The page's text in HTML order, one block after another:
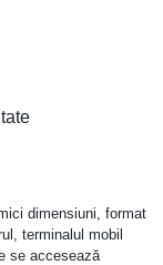
dimensiuni, format
terminalul mobil
se accesează